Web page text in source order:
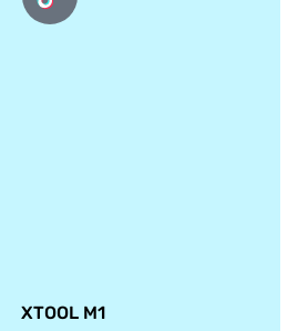
XTOOL M1